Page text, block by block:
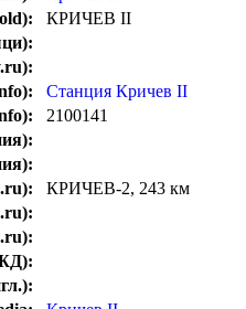
КРИЧЕВ II
Станция Кричев II
2100141
КРИЧЕВ-2, 243 км